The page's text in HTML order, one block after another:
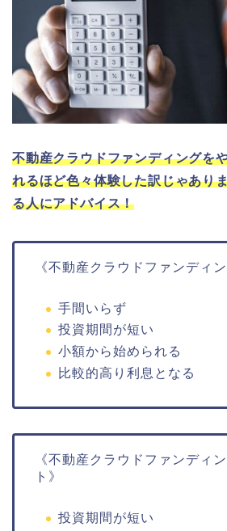
不動産クラウドファンディングを
れるほど色々体験した訳じゃあり
る人にアドバイス！
《不動産クラウドファンディ
手間いらず
投資期間が短い
小額から始められる
比較的高り利息となる
《不動産クラウドファンディ
ト》
投資期間が短い